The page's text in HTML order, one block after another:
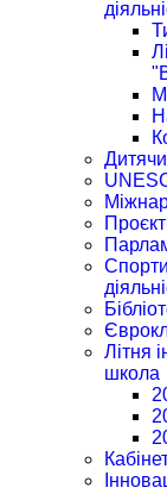
Літня
школа